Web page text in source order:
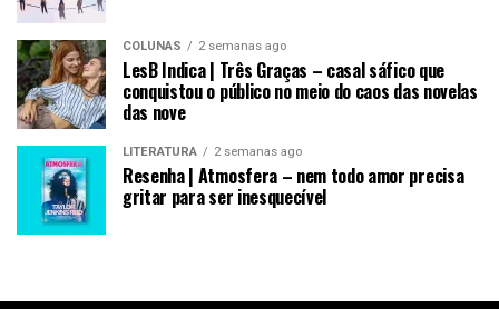
COLUNAS 2 semanas ago
LesB Indica | Três Graças – casal sáfico que
conquistou o público no meio do caos das novelas
das nove
LITERATURA 2 semanas ago
Resenha | Atmosfera – nem todo amor precisa
gritar para ser inesquecível